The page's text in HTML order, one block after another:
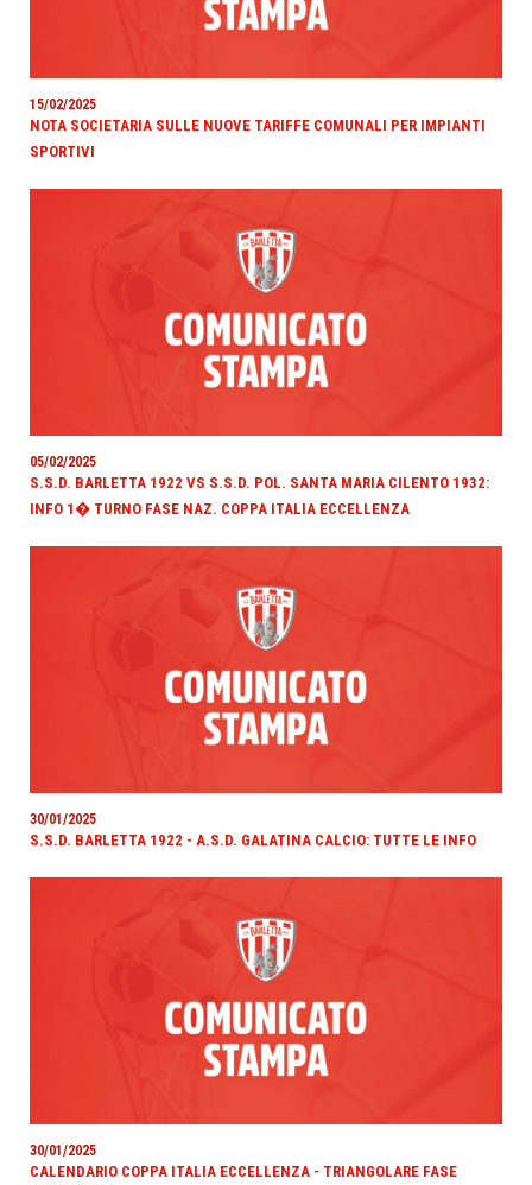
15/02/2025
NOTA SOCIETARIA SULLE NUOVE TARIFFE COMUNALI PER IMPIANTI
SPORTIVI
05/02/2025
S.S.D. BARLETTA 1922 VS S.S.D. POL. SANTA MARIA CILENTO 1932:
INFO 1� TURNO FASE NAZ. COPPA ITALIA ECCELLENZA
30/01/2025
S.S.D. BARLETTA 1922 - A.S.D. GALATINA CALCIO: TUTTE LE INFO
30/01/2025
CALENDARIO COPPA ITALIA ECCELLENZA - TRIANGOLARE FASE